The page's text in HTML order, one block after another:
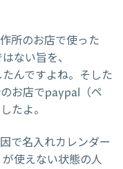
所のお店で使った
ない旨を、
んですよね。そした
お店でpaypal（ペ
たよ。
で名入れカレンダー
使えない状態の人